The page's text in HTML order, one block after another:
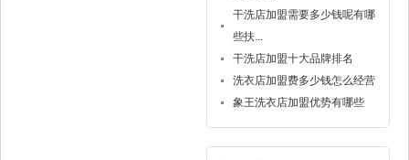
干洗店加盟需要多少钱呢有哪
些扶...
干洗店加盟十大品牌排名
洗衣店加盟费多少钱怎么经营
象王洗衣店加盟优势有哪些